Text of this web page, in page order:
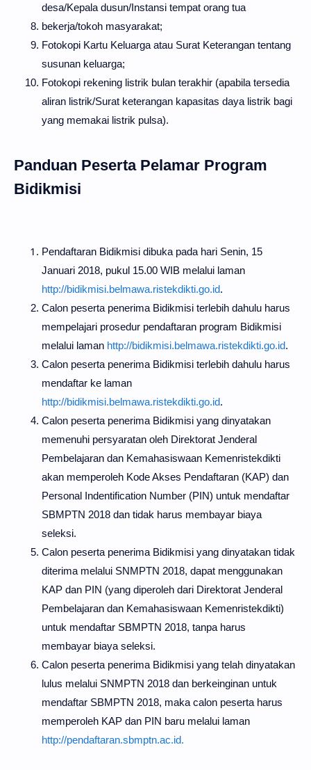
desa/Kepala dusun/Instansi tempat orang tua
bekerja/tokoh masyarakat;
Fotokopi Kartu Keluarga atau Surat Keterangan tentang
susunan keluarga;
Fotokopi rekening listrik bulan terakhir (apabila tersedia
aliran listrik/Surat keterangan kapasitas daya listrik bagi
yang memakai listrik pulsa).
Panduan Peserta Pelamar Program
Bidikmisi
Pendaftaran Bidikmisi dibuka pada hari Senin, 15
Januari 2018, pukul 15.00 WIB melalui laman
http://bidikmisi.belmawa.ristekdikti.go.id.
Calon peserta penerima Bidikmisi terlebih dahulu harus
mempelajari prosedur pendaftaran program Bidikmisi
melalui laman http://bidikmisi.belmawa.ristekdikti.go.id.
Calon peserta penerima Bidikmisi terlebih dahulu harus
mendaftar ke laman
http://bidikmisi.belmawa.ristekdikti.go.id.
Calon peserta penerima Bidikmisi yang dinyatakan
memenuhi persyaratan oleh Direktorat Jenderal
Pembelajaran dan Kemahasiswaan Kemenristekdikti
akan memperoleh Kode Akses Pendaftaran (KAP) dan
Personal Indentification Number (PIN) untuk mendaftar
SBMPTN 2018 dan tidak harus membayar biaya
seleksi.
Calon peserta penerima Bidikmisi yang dinyatakan tidak
diterima melalui SNMPTN 2018, dapat menggunakan
KAP dan PIN (yang diperoleh dari Direktorat Jenderal
Pembelajaran dan Kemahasiswaan Kemenristekdikti)
untuk mendaftar SBMPTN 2018, tanpa harus
membayar biaya seleksi.
Calon peserta penerima Bidikmisi yang telah dinyatakan
lulus melalui SNMPTN 2018 dan berkeinginan untuk
mendaftar SBMPTN 2018, maka calon peserta harus
memperoleh KAP dan PIN baru melalui laman
http://pendaftaran.sbmptn.ac.id.